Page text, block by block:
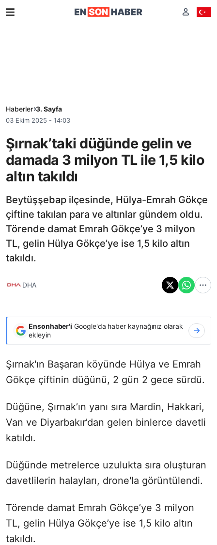
Haberler 3. Sayfa
03 Ekim 2025 - 14:03
Şırnak’taki düğünde gelin ve
damada 3 milyon TL ile 1,5 kilo
altın takıldı
Beytüşşebap ilçesinde, Hülya-Emrah Gökçe
çiftine takılan para ve altınlar gündem oldu.
Törende damat Emrah Gökçe’ye 3 milyon
TL, gelin Hülya Gökçe’ye ise 1,5 kilo altın
takıldı.
DHA
Ensonhaber'i Google'da haber kaynağınız olarak
ekleyin
Şırnak'ın Başaran köyünde Hülya ve Emrah
Gökçe çiftinin düğünü, 2 gün 2 gece sürdü.
Düğüne, Şırnak’ın yanı sıra Mardin, Hakkari,
Van ve Diyarbakır’dan gelen binlerce davetli
katıldı.
Düğünde metrelerce uzulukta sıra oluşturan
davetlilerin halayları, drone'la görüntülendi.
Törende damat Emrah Gökçe’ye 3 milyon
TL, gelin Hülya Gökçe’ye ise 1,5 kilo altın
takıldı.